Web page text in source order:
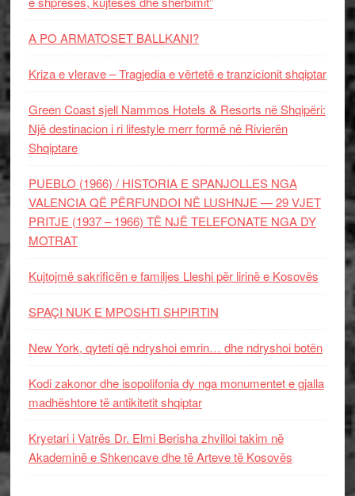
A PO ARMATOSET BALLKANI?
Kriza e vlerave – Tragjedia e vërtetë e tranzicionit shqiptar
Green Coast sjell Nammos Hotels & Resorts në Shqipëri:
Një destinacion i ri lifestyle merr formë në Rivierën
Shqiptare
PUEBLO (1966) / HISTORIA E SPANJOLLES NGA
VALENCIA QË PËRFUNDOI NË LUSHNJE — 29 VJET
PRITJE (1937 – 1966) TË NJË TELEFONATE NGA DY
MOTRAT
Kujtojmë sakrificën e familjes Lleshi për lirinë e Kosovës
SPAÇI NUK E MPOSHTI SHPIRTIN
New York, qyteti që ndryshoi emrin… dhe ndryshoi botën
Kodi zakonor dhe isopolifonia dy nga monumentet e gjalla
madhështore të antikitetit shqiptar
Kryetari i Vatrës Dr. Elmi Berisha zhvilloi takim në
Akademinë e Shkencave dhe të Arteve të Kosovës